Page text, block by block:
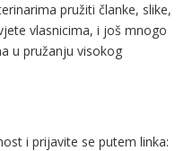
pružiti članke, slike,
vlasnicima, i još mnogo
u pružanju visokog
i prijavite se putem linka: